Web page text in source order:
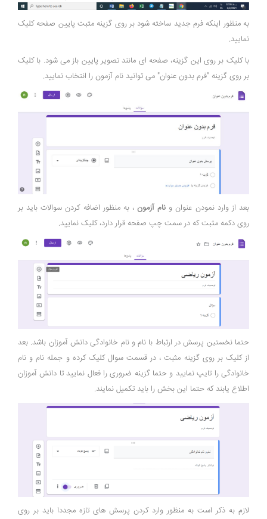
به منظور اینکه فرم جدید ساخته شود بر روی گزینه مثبت پایین صفحه کلیک
نمایید.
با کلیک بر روی این گزینه، صفحه ای مانند تصویر پایین باز می شود. با کلیک
بر روی گزینه "فرم بدون عنوان" می توانید نام آزمون را انتخاب نمایید.
بعد از وارد نمودن عنوان و نام آزمون، به منظور اضافه کردن سوالات باید بر
روی دکمه مثبت که در سمت چپ صفحه قرار دارد، کلیک نمایید.
حتما نخستین پرسش در ارتباط با نام و نام خانوادگی دانش آموزان باشد. بعد
از کلیک بر روی گزینه مثبت ، در قسمت سوال کلیک کرده و جمله نام و نام
خانوادگی را تایپ نمایید و حتما گزینه ضروری را فعال نمایید تا دانش آموزان
اطلاع یابند که حتما این بخش را باید تکمیل نمایند.
لازم به ذکر است به منظور وارد کردن پرسش های تازه مجددا باید بر روی